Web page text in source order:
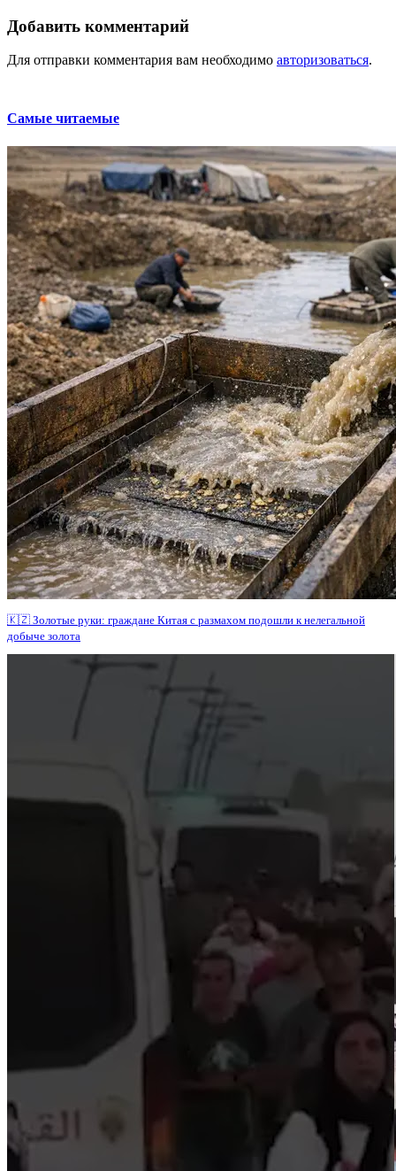
Добавить комментарий
Для отправки комментария вам необходимо авторизоваться.
Самые читаемые
🇰🇿 Золотые руки: граждане Китая с размахом подошли к нелегальной
добыче золота